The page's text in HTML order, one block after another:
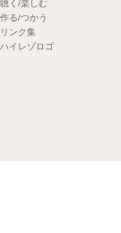
聴く/楽しむ
作る/つかう
リンク集
ハイレゾロゴ